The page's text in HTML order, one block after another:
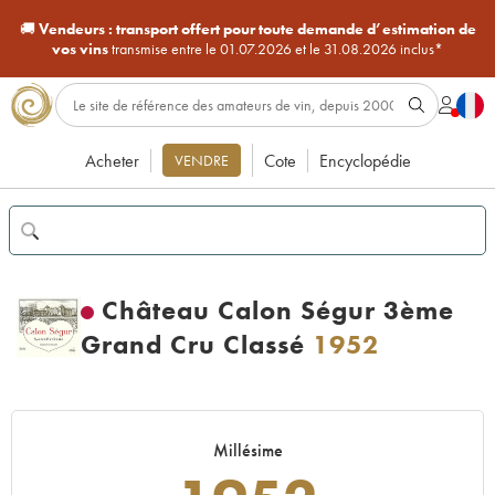
🚚Vendeurs : transport offert pour toute demande d’estimation de
vos vinstransmise entre le 01.07.2026 et le 31.08.2026 inclus*
Acheter VENDRE Cote Encyclopédie
Château Calon Ségur 3ème
Grand Cru Classé 1952
Millésime